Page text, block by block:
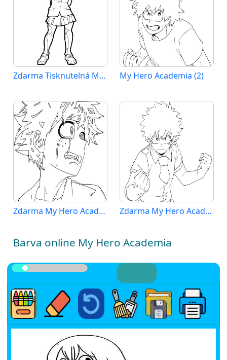
Zdarma Tisknutelná My Hero Academia My Hero Academia (2)
Zdarma My Hero Academia pro Malé Děti Zdarma My Hero Academia Vymalovatelné
Barva online My Hero Academia